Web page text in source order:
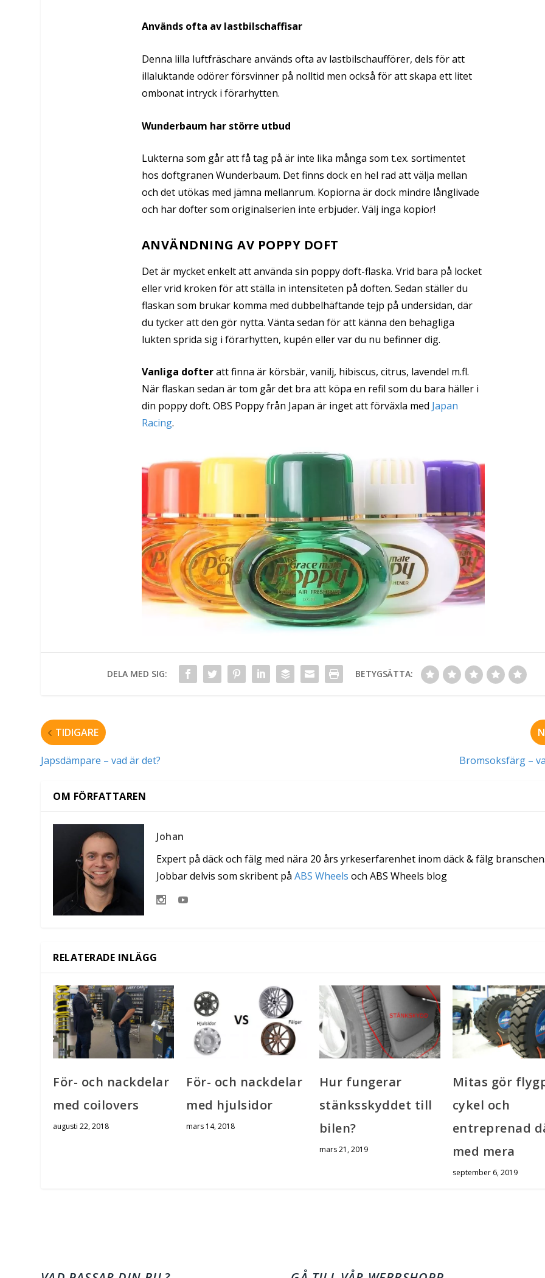
Används ofta av lastbilschaffisar
Denna lilla luftfräschare används ofta av lastbilschaufförer, dels för att
illaluktande odörer försvinner på nolltid men också för att skapa ett litet
ombonat intryck i förarhytten.
Wunderbaum har större utbud
Lukterna som går att få tag på är inte lika många som t.ex. sortimentet
hos doftgranen Wunderbaum. Det finns dock en hel rad att välja mellan
och det utökas med jämna mellanrum. Kopiorna är dock mindre långlivade
och har dofter som originalserien inte erbjuder. Välj inga kopior!
ANVÄNDNING AV POPPY DOFT
Det är mycket enkelt att använda sin poppy doft-flaska. Vrid bara på locket
eller vrid kroken för att ställa in intensiteten på doften. Sedan ställer du
flaskan som brukar komma med dubbelhäftande tejp på undersidan, där
du tycker att den gör nytta. Vänta sedan för att känna den behagliga
lukten sprida sig i förarhytten, kupén eller var du nu befinner dig.
Vanliga dofteratt finna är körsbär, vanilj, hibiscus, citrus, lavendel m.fl.
När flaskan sedan är tom går det bra att köpa en refil som du bara häller i
din poppy doft. OBS Poppy från Japan är inget att förväxla med Japan
Racing.
DELA MED SIG: BETYGSÄTTA:
TIDIGARE
Japsdämpare – vad är det? Bromsoksfärg –
OM FÖRFATTAREN
Johan
Expert på däck och fälg med nära 20 års yrkeserfarenhet inom däck & fälg
Jobbar delvis som skribent påABS Wheels och ABS Wheels blog
RELATERADE INLÄGG
För- och nackdelar
med coilovers
augusti 22, 2018
För- och nackdelar
med hjulsidor
mars 14, 2018
Hur fungerar
stänksskyddet till
bilen?
mars 21, 2019
Mitas gör
cykel och
entreprenad
med mera
september 6, 2019